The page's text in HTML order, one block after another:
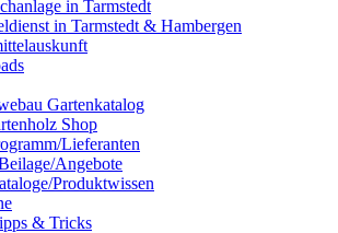
in Tarmstedt
in Tarmstedt & Hambergen
Gartenkatalog
Shop
Lieferanten
Angebote
Produktwissen
& Tricks